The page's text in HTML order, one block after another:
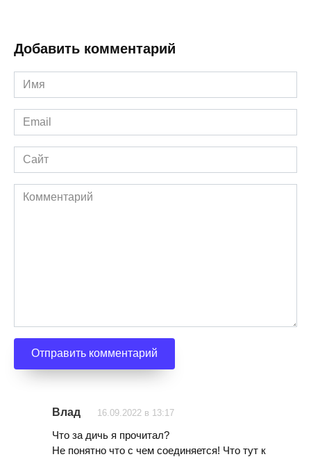
Добавить комментарий
Имя
Email
Сайт
Комментарий
Влад 16.09.2022 в 13:17
Что за дичь я прочитал?
Не понятно что с чем соединяется! Что тут к